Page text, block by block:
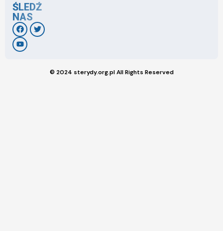
ŚLEDŹ
NAS
© 2024 sterydy.org.pl All Rights Reserved